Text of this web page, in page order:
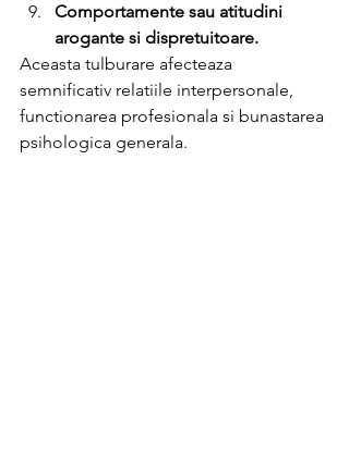
Comportamente sau atitudini
arogante si dispretuitoare.
Aceasta tulburare afecteaza
semnificativ relatiile interpersonale,
functionarea profesionala si bunastarea
psihologica generala.